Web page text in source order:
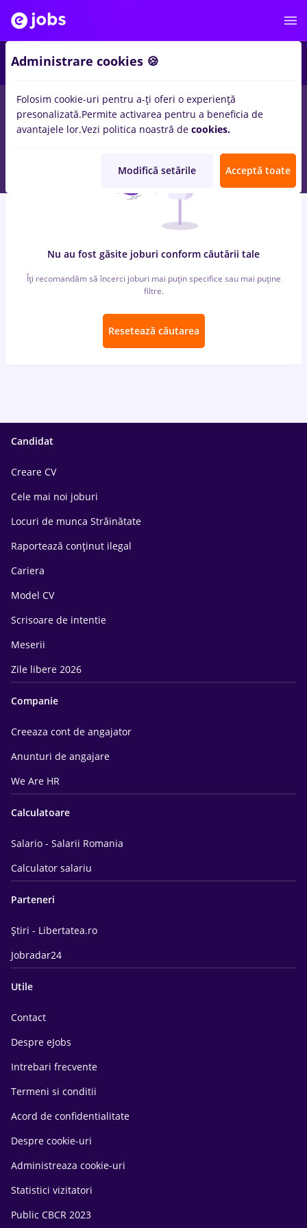
locuri de muncaleaderinMedicina / Sanatate
Nu au fost găsite joburi conform căutării tale
Îți recomandăm să încerci joburi mai puțin specifice sau mai puține
filtre.
Resetează căutarea
Candidat
Creare CV
Cele mai noi joburi
Locuri de munca Străinătate
Raportează conținut ilegal
Cariera
Model CV
Scrisoare de intentie
Meserii
Zile libere 2026
Companie
Creeaza cont de angajator
Anunturi de angajare
We Are HR
Calculatoare
Salario - Salarii Romania
Calculator salariu
Parteneri
Știri - Libertatea.ro
Jobradar24
Utile
Contact
Despre eJobs
Intrebari frecvente
Termeni si conditii
Acord de confidentialitate
Despre cookie-uri
Administreaza cookie-uri
Statistici vizitatori
Public CBCR 2023
Administrare cookies 🍪
Folosim cookie-uri pentru a-ți oferi o experiență
presonalizată.Permite activarea pentru a beneficia de
avantajele lor.Vezi politica noastră de cookies.
Modifică setările Acceptă toate